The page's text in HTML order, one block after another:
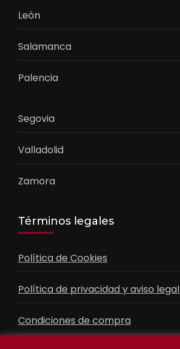
León
Salamanca
Palencia
Segovia
Valladolid
Zamora
Términos legales
Política de Cookies
Política de privacidad y aviso legal
Condiciones de compra